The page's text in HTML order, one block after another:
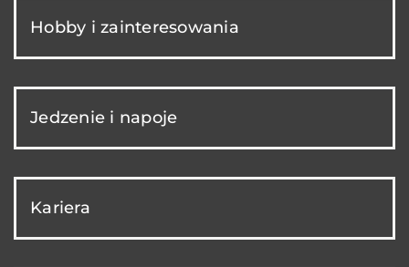
Hobby i zainteresowania
Jedzenie i napoje
Kariera